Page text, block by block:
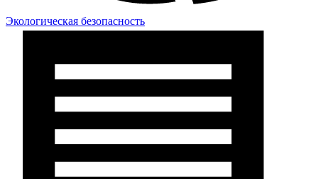
Экологическая безопасность